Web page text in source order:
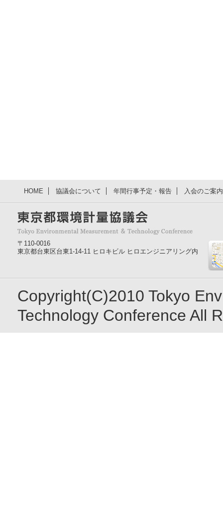
HOME 協議会について 年間行事予定・報告 入会のご案
〒110-0016
東京都台東区台東1-14-11 ヒロキビル ヒロエンジニアリング内
Copyright(C)2010 Tokyo
Technology Conference All